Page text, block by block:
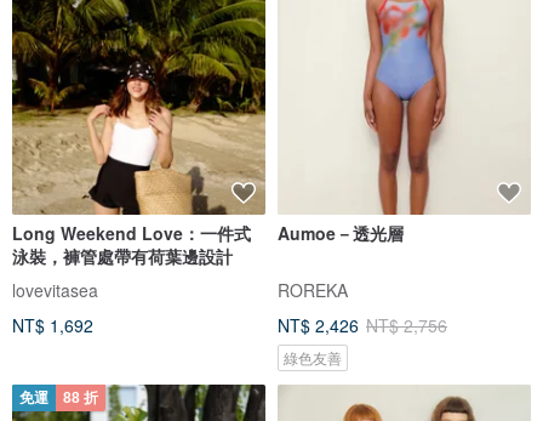
Long Weekend Love：一件式
泳裝，褲管處帶有荷葉邊設計
lovevitasea
NT$ 1,692
Aumoe－透光層
ROREKA
NT$ 2,426 NT$ 2,756
綠色友善
免運 88 折